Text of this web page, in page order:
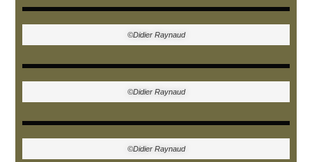
©Didier Raynaud
©Didier Raynaud
©Didier Raynaud